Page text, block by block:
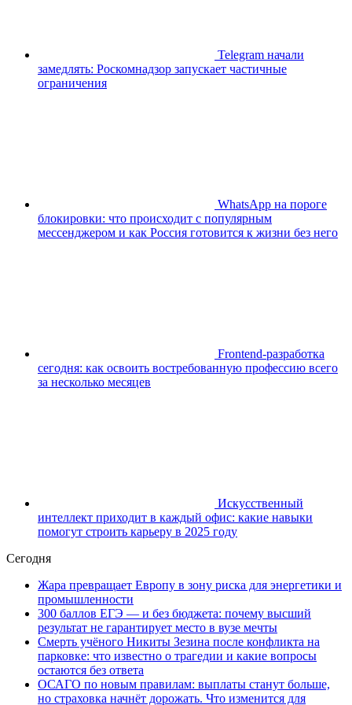
Telegram начали
замедлять: Роскомнадзор запускает частичные
ограничения
WhatsApp на пороге
блокировки: что происходит с популярным
мессенджером и как Россия готовится к жизни без него
Frontend-разработка
сегодня: как освоить востребованную профессию всего
за несколько месяцев
Искусственный
интеллект приходит в каждый офис: какие навыки
помогут строить карьеру в 2025 году
Сегодня
Жара превращает Европу в зону риска для энергетики и
промышленности
300 баллов ЕГЭ — и без бюджета: почему высший
результат не гарантирует место в вузе мечты
Смерть учёного Никиты Зезина после конфликта на
парковке: что известно о трагедии и какие вопросы
остаются без ответа
ОСАГО по новым правилам: выплаты станут больше,
но страховка начнёт дорожать. Что изменится для